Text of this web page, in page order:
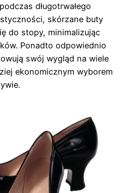
długotrwałego
skórzane buty
do stopy, minimalizując
Ponadto odpowiednio
swój wygląd na wiele
ekonomicznym wyborem